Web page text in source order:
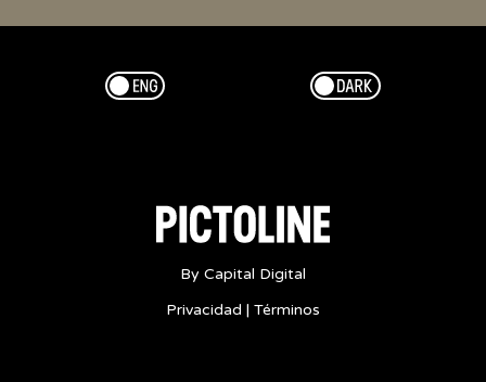
Esp/Eng Dark/Light
By Capital Digital
Privacidad | Términos